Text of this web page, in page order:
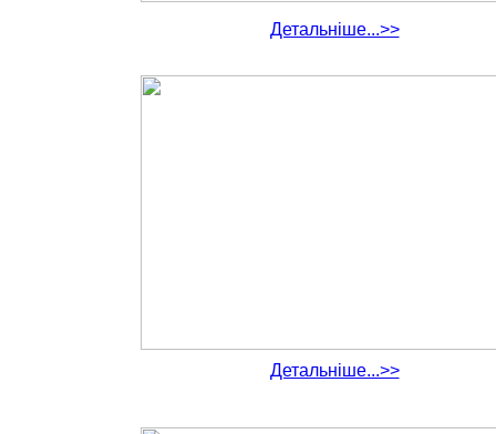
Детальніше...>>
Детальніше...>>